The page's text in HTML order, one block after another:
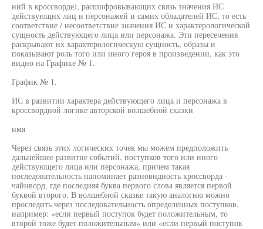
ний в кроссворде), расшифровывающих связь значения ИС
действующих лиц и персонажей и самих обладателей ИС, то есть
соответствие / несоответствие значения ИС и характерологической
сущность действующего лица или персонажа. Эти пересечения
раскрывают их характерологическую сущность, образы и
показывают роль того или иного героя в произведении, как это
видно на Графике № 1.
График № 1.
ИС в развитии характера действующего лица и персонажа в
кроссвордной логике авторской волшебной сказки
имя
Через связь этих логических точек мы можем предположить
дальнейшее развитие событий, поступков того или иного
действующего лица или персонажа, причем такая
последовательность напоминает разновидность кроссворда -
чайнворд, где последняя буква первого слова является первой
буквой второго. В волшебной сказке такую аналогию можно
проследить через последовательность определённых поступков,
например: «если первый поступок будет положительным, то
второй тоже будет положительным» или «если первый поступок